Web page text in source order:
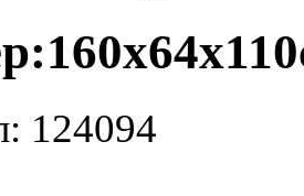
124094